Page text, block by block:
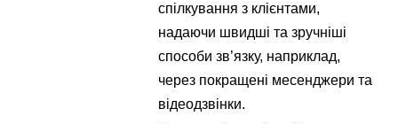
спілкування з клієнтами,
надаючи швидші та зручніші
способи зв’язку, наприклад,
через покращені месенджери та
відеодзвінки.